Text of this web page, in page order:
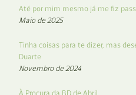
Até por mim mesmo já me fiz
Maio de 2025
Tinha coisas para te dizer, mas
Duarte
Novembro de 2024
À Procura da BD de Abril